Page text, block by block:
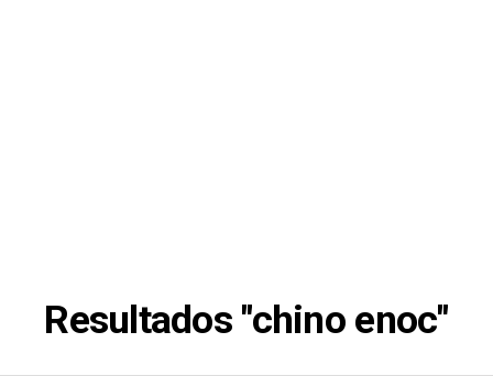
Resultados "chino enoc"